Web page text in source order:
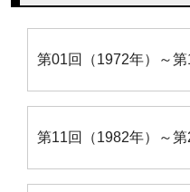
第01回（1972年）～第
第11回（1982年）～第